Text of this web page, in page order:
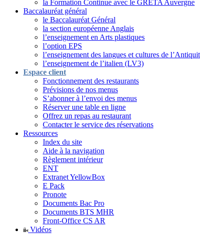
la Formation Continue avec le GRETA Auvergne
Baccalauréat général
le Baccalauréat Général
la section européenne Anglais
l’enseignement en Arts plastiques
l’option EPS
l’enseignement des langues et cultures de
l’enseignement de l’italien (LV3)
Espace client
Fonctionnement des restaurants
Prévisions de nos menus
S’abonner à l’envoi des menus
Réserver une table en ligne
Offrez un repas au restaurant
Contacter le service des réservations
Ressources
Index du site
Aide à la navigation
Règlement intérieur
ENT
Extranet YellowBox
E Pack
Pronote
Documents Bac Pro
Documents BTS MHR
Front-Office CS AR
Vidéos